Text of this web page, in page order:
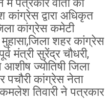
पत्रकार वार्ता का
द्वारा अधिकृत
कांग्रेस कमेटी
शहर कांग्रेस
मंत्री सुरेंद्र चौधरी,
ज्योतिषी जिला
पचौरी कांग्रेस नेता
तिवारी ने पत्रकार